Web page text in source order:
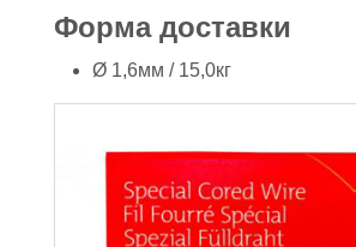
Форма доставки
Ø 1,6мм / 15,0кг